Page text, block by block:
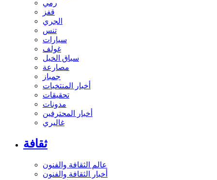
رمي
قفز
الجري
تنس
سيارات
غولف
سباق الخيل
مصارعة
جمباز
أخبار المنتخبات
تحقيقات
مدونات
أخبار المحترفين
غاليري
ثقافة
عالم الثقافة والفنون
أخبار الثقافة والفنون